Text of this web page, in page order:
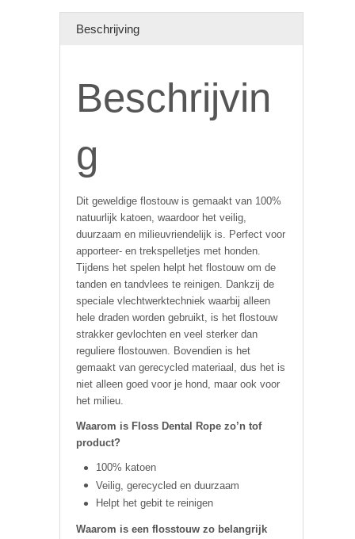
Beschrijving
Beschrijvin
g
Dit geweldige flostouw is gemaakt van 100%
natuurlijk katoen, waardoor het veilig,
duurzaam en milieuvriendelijk is. Perfect voor
apporteer- en trekspelletjes met honden.
Tijdens het spelen helpt het flostouw om de
tanden en tandvlees te reinigen. Dankzij de
speciale vlechtwerktechniek waarbij alleen
hele draden worden gebruikt, is het flostouw
strakker gevlochten en veel sterker dan
reguliere flostouwen. Bovendien is het
gemaakt van gerecycled materiaal, dus het is
niet alleen goed voor je hond, maar ook voor
het milieu.
Waarom is Floss Dental Rope zo’n tof
product?
100% katoen
Veilig, gerecycled en duurzaam
Helpt het gebit te reinigen
Waarom is een flosstouw zo belangrijk